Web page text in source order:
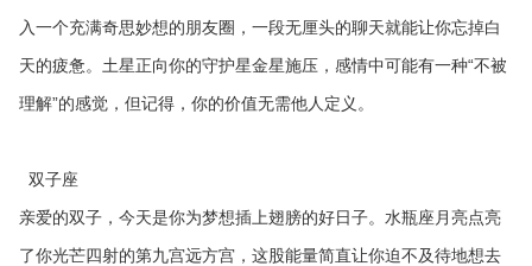
入一个充满奇思妙想的朋友圈，一段无厘头的聊天就能让你忘掉白
天的疲惫。土星正向你的守护星金星施压，感情中可能有一种“不被
理解”的感觉，但记得，你的价值无需他人定义。
双子座
亲爱的双子，今天是你为梦想插上翅膀的好日子。水瓶座月亮点亮
了你光芒四射的第九宫远方宫，这股能量简直让你迫不及待地想去